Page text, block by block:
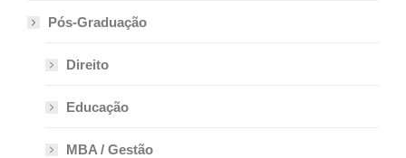
Pós-Graduação
Direito
Educação
MBA / Gestão